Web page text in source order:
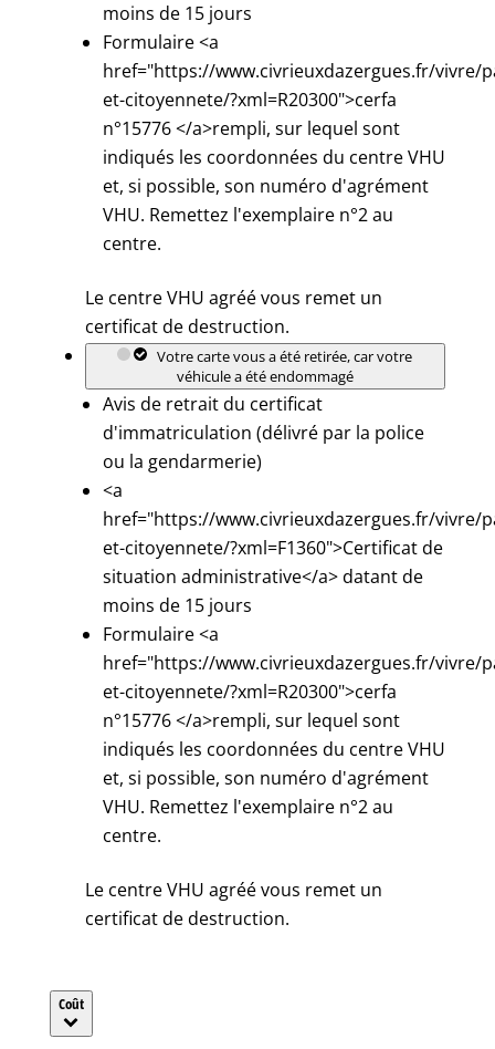
moins de 15 jours
Formulaire <a
href="https://www.civrieuxdazergues.fr/vivre/
et-citoyennete/?xml=R20300">cerfa
n°15776 </a>rempli, sur lequel sont
indiqués les coordonnées du centre VHU
et, si possible, son numéro d'agrément
VHU. Remettez l'exemplaire n°2 au
centre.
Le centre VHU agréé vous remet un
certificat de destruction.
Votre carte vous a été retirée, car votre
véhicule a été endommagé
Avis de retrait du certificat
d'immatriculation (délivré par la police
ou la gendarmerie)
<a
href="https://www.civrieuxdazergues.fr/vivre/
et-citoyennete/?xml=F1360">Certificat de
situation administrative</a> datant de
moins de 15 jours
Formulaire <a
href="https://www.civrieuxdazergues.fr/vivre/
et-citoyennete/?xml=R20300">cerfa
n°15776 </a>rempli, sur lequel sont
indiqués les coordonnées du centre VHU
et, si possible, son numéro d'agrément
VHU. Remettez l'exemplaire n°2 au
centre.
Le centre VHU agréé vous remet un
certificat de destruction.
Coût